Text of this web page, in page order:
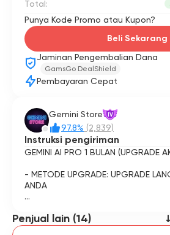
Total:
Punya Kode Promo atau Kupon?
Beli Sekarang
Jaminan Pengembalian Dana
GamsGo DealShield
Pembayaran Cepat
Gemini Store IV
97.8% (2,839)
Instruksi pengiriman
GEMINI AI PRO 1 BULAN (UPGRADE
- METODE UPGRADE: UPGRADE
ANDA
alamat email, kata sandi, dan 2FA
Penjual lain (14)